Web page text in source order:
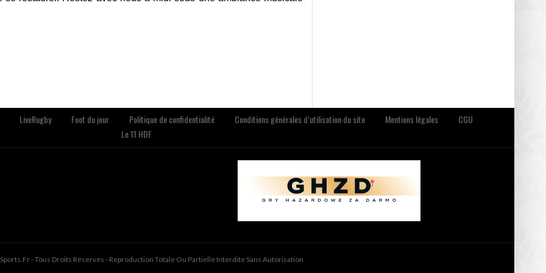
LiveRugby Foot du jour Politique de confidentialité Conditions générales d’utilisation du site Mentions légales
CGU
Le 11 HDF
- Tous Droits Réservés - Reproduction Totale Ou Partielle Interdite Sans Autorisation